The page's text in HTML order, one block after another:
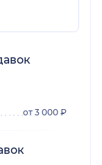
от 3 000 ₽